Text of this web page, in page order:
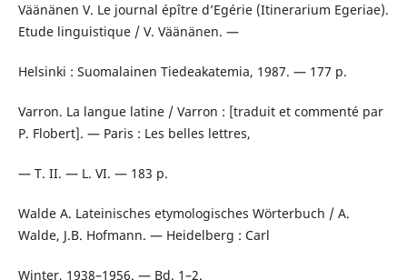
Väänänen V. Le journal épître d’Egérie (Itinerarium Egeriae).
Etude linguistique / V. Väänänen. —
Helsinki : Suomalainen Tiedeakatemia, 1987. — 177 p.
Varron. La langue latine / Varron : [traduit et commenté par
P. Flobert]. — Paris : Les belles lettres,
— T. II. — L. VI. — 183 p.
Walde A. Lateinisches etymologisches Wörterbuch / A.
Walde, J.B. Hofmann. — Heidelberg : Carl
Winter, 1938–1956. — Bd. 1–2.